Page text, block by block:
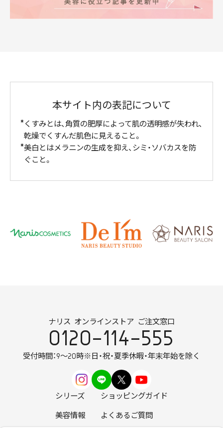
本サイト内の表記について
くすみとは、角質の肥厚によって肌の透明感が失われ、
乾燥でくすんだ肌色に見えること。
美白とはメラニンの生成を抑え、シミ・ソバカスを防
ぐこと。
ナリス オンラインストア ご注文窓口
0120-114-555
受付時間：9～20時※日・祝・夏季休暇・年末年始を除く
シリーズ ショッピングガイド
美容情報 よくあるご質問